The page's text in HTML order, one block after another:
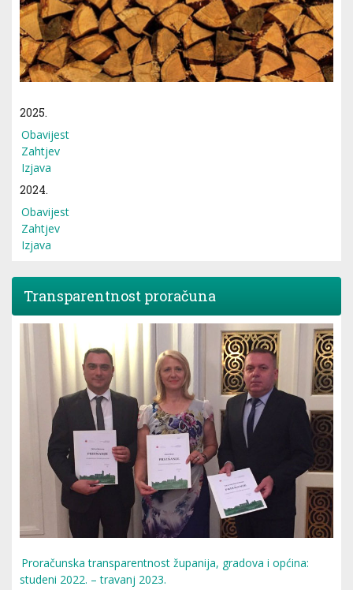
2025.
Obavijest
Zahtjev
Izjava
2024.
Obavijest
Zahtjev
Izjava
Transparentnost proračuna
Proračunska transparentnost županija, gradova i općina:
studeni 2022. – travanj 2023.